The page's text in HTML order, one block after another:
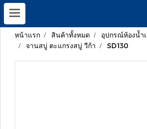
หน้าแรก สินค้าทั้งหมด
อุปกรณ์ห้องน้ำ
จานสบู่ ตะแกรงสบู่ วีก้า
SD130